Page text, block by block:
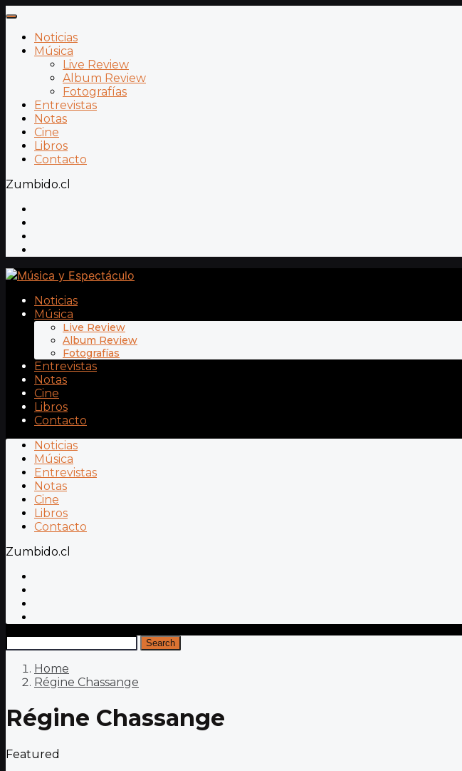
Noticias
Música
Live Review
Album Review
Fotografías
Entrevistas
Notas
Cine
Libros
Contacto
Zumbido.cl
Noticias
Música
Live Review
Album Review
Fotografías
Entrevistas
Notas
Cine
Libros
Contacto
Noticias
Música
Entrevistas
Notas
Cine
Libros
Contacto
Zumbido.cl
Search
Home
Régine Chassange
Régine Chassange
Featured